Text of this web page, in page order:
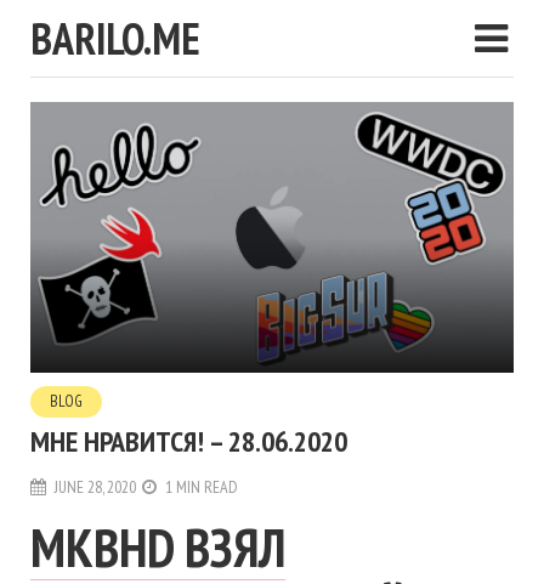
BARILO.ME
BLOG
МНЕ НРАВИТСЯ! – 28.06.2020
JUNE 28, 2020 1 MIN READ
MKBHD ВЗЯЛ